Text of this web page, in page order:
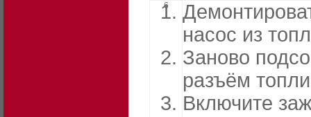
6
насос из
Заново
разъём
Включите